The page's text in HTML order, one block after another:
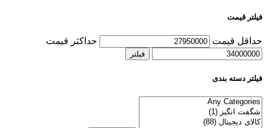
فیلتر قیمت
حداقل قیمت حداکثر قیمت
فیلتر
فیلتر دسته بندی